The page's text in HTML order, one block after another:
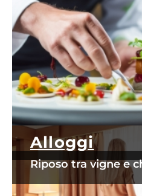
Alloggi
Riposo tra vigne e